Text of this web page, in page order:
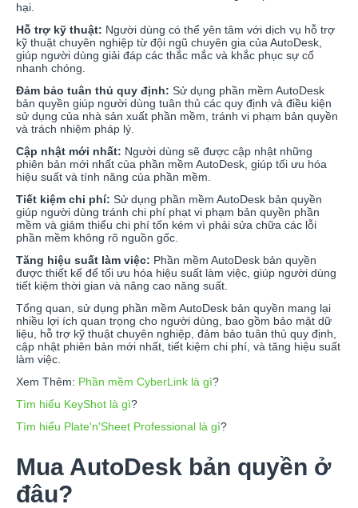
hại.
Hỗ trợ kỹ thuật: Người dùng có thể yên tâm với dịch vụ hỗ trợ
kỹ thuật chuyên nghiệp từ đội ngũ chuyên gia của AutoDesk,
giúp người dùng giải đáp các thắc mắc và khắc phục sự cố
nhanh chóng.
Đảm bảo tuân thủ quy định: Sử dụng phần mềm AutoDesk
bản quyền giúp người dùng tuân thủ các quy định và điều kiện
sử dụng của nhà sản xuất phần mềm, tránh vi phạm bản quyền
và trách nhiệm pháp lý.
Cập nhật mới nhất: Người dùng sẽ được cập nhật những
phiên bản mới nhất của phần mềm AutoDesk, giúp tối ưu hóa
hiệu suất và tính năng của phần mềm.
Tiết kiệm chi phí: Sử dụng phần mềm AutoDesk bản quyền
giúp người dùng tránh chi phí phạt vi phạm bản quyền phần
mềm và giảm thiểu chi phí tốn kém vì phải sửa chữa các lỗi
phần mềm không rõ nguồn gốc.
Tăng hiệu suất làm việc: Phần mềm AutoDesk bản quyền
được thiết kế để tối ưu hóa hiệu suất làm việc, giúp người dùng
tiết kiệm thời gian và nâng cao năng suất.
Tổng quan, sử dụng phần mềm AutoDesk bản quyền mang lại
nhiều lợi ích quan trọng cho người dùng, bao gồm bảo mật dữ
liệu, hỗ trợ kỹ thuật chuyên nghiệp, đảm bảo tuân thủ quy định,
cập nhật phiên bản mới nhất, tiết kiệm chi phí, và tăng hiệu suất
làm việc.
Xem Thêm: Phần mềm CyberLink là gì?
Tìm hiểu KeyShot là gì?
Tìm hiểu Plate'n'Sheet Professional là gì?
Mua AutoDesk bản quyền ở
đâu?